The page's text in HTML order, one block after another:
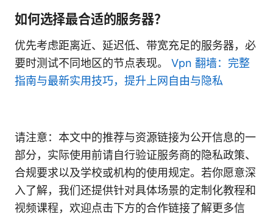
如何选择最合适的服务器？
优先考虑距离近、延迟低、带宽充足的服务器，必
要时测试不同地区的节点表现。 Vpn 翻墙：完整
指南与最新实用技巧，提升上网自由与隐私
请注意：本文中的推荐与资源链接为公开信息的一
部分，实际使用前请自行验证服务商的隐私政策、
合规要求以及学校或机构的使用规定。若你愿意深
入了解，我们还提供针对具体场景的定制化教程和
视频课程，欢迎点击下方的合作链接了解更多信